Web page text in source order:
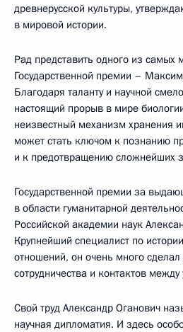
древнерусской культуры,
в мировой истории.
Рад представить одного из самых
Государственной премии –
Благодаря таланту и научной
настоящий прорыв в мире
неизвестный механизм хранения
может стать ключом к познанию
и к предотвращению сложнейших
Государственной премии за
в области гуманитарной
Российской академии наук
Крупнейший специалист по
отношений, он очень много
сотрудничества и контактов
Свой труд Александр Оганович
научная дипломатия. И здесь